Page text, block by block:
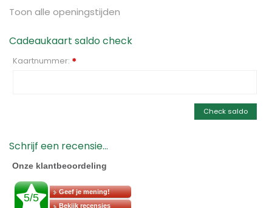
Toon alle openingstijden
Cadeaukaart saldo check
Kaartnummer: *
Check saldo
Schrijf een recensie...